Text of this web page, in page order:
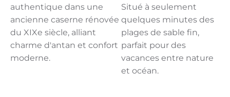
authentique dans une
ancienne caserne rénovée
du XIXe siècle, alliant
charme d'antan et confort
moderne.
Situé à seulement
quelques minutes des
plages de sable fin,
parfait pour des
vacances entre nature
et océan.